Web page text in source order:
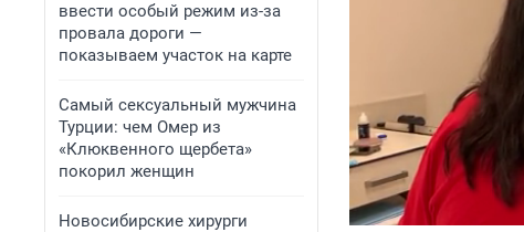
ввести особый режим из-за
провала дороги —
показываем участок на карте
Самый сексуальный мужчина
Турции: чем Омер из
«Клюквенного щербета»
покорил женщин
Новосибирские хирурги